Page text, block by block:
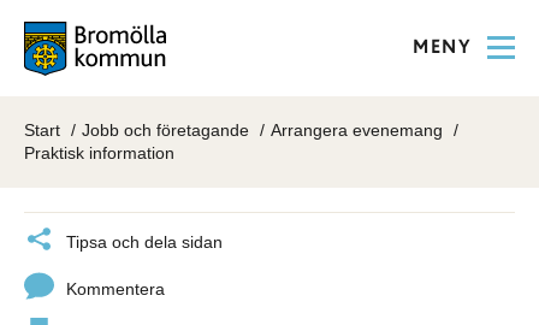
MENY
Start Jobb och företagande
Arrangera evenemang
Praktisk information
Tipsa och dela sidan
Kommentera